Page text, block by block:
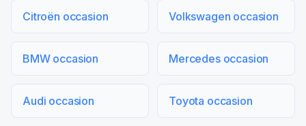
Citroën occasion Volkswagen occasion
BMW occasion Mercedes occasion
Audi occasion Toyota occasion